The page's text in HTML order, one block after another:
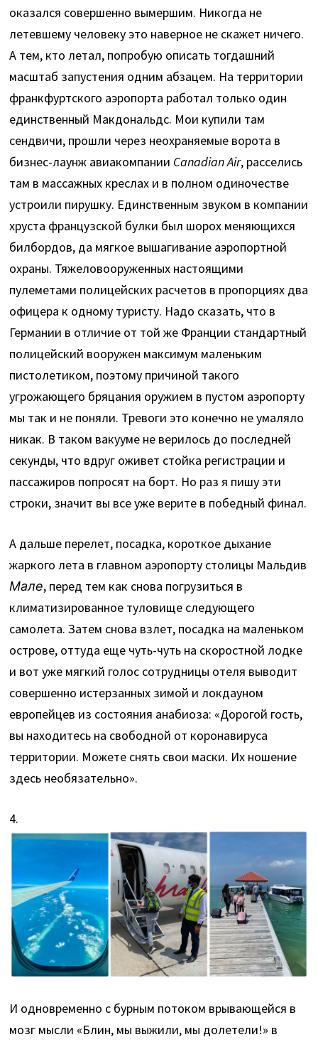
оказался совершенно вымершим. Никогда не
летевшему человеку это наверное не скажет ничего.
А тем, кто летал, попробую описать тогдашний
масштаб запустения одним абзацем. На территории
франкфуртского аэропорта работал только один
единственный Макдональдс. Мои купили там
сендвичи, прошли через неохраняемые ворота в
бизнес-лаунж авиакомпании Canadian Air, расселись
там в массажных креслах и в полном одиночестве
устроили пирушку. Единственным звуком в компании
хруста французской булки был шорох меняющихся
билбордов, да мягкое вышагивание аэропортной
охраны. Тяжеловооруженных настоящими
пулеметами полицейских расчетов в пропорциях два
офицера к одному туристу. Надо сказать, что в
Германии в отличие от той же Франции стандартный
полицейский вооружен максимум маленьким
пистолетиком, поэтому причиной такого
угрожающего бряцания оружием в пустом аэропорту
мы так и не поняли. Тревоги это конечно не умаляло
никак. В таком вакууме не верилось до последней
секунды, что вдруг оживет стойка регистрации и
пассажиров попросят на борт. Но раз я пишу эти
строки, значит вы все уже верите в победный финал.
А дальше перелет, посадка, короткое дыхание
жаркого лета в главном аэропорту столицы Мальдив
Мале, перед тем как снова погрузиться в
климатизированное туловище следующего
самолета. Затем снова взлет, посадка на маленьком
острове, оттуда еще чуть-чуть на скоростной лодке
и вот уже мягкий голос сотрудницы отеля выводит
совершенно истерзанных зимой и локдауном
европейцев из состояния анабиоза: «Дорогой гость,
вы находитесь на свободной от коронавируса
территории. Можете снять свои маски. Их ношение
здесь необязательно».
4.
И одновременно с бурным потоком врывающейся в
мозг мысли «Блин, мы выжили, мы долетели!» в